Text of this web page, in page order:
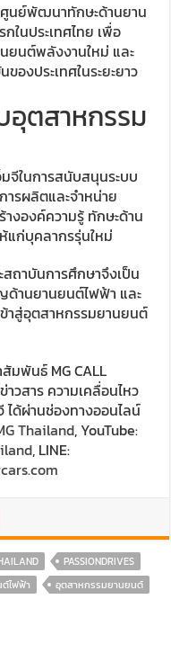
นย์พัฒนาทักษะด้านยาน
นประเทศไทย เพื่อ
ยนต์พลังงานใหม่ และ
องประเทศในระยะยาว
อุตสาหกรรม
จีในการสนับสนุนระบบ
ารผลิตและจำหน่าย
งองค์ความรู้ ทักษะด้าน
แก่บุคลากรรุ่นใหม่
ถาบันการศึกษาจึงเป็น
ด้านยานยนต์ไฟฟ้า และ
ข้าสู่อุตสาหกรรมยานยนต์
มพันธ์ MG CALL
าวสาร ความเคลื่อนไหว
ได้ผ่านช่องทางออนไลน์
Thailand, YouTube:
, LINE:
PASSIONDRIVES
ไฟฟ้า อุตสาหกรรมยานยนต์